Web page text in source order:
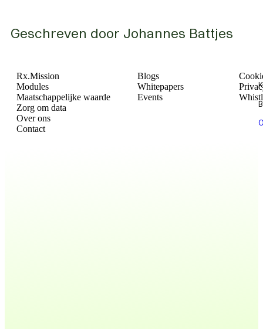
Geschreven door Johannes Battjes
Blogs
Whitepapers
Events
Rx.Mission
Modules
Maatschappelijke waarde
Zorg om data
Over ons
Contact